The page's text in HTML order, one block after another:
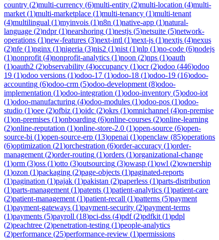
country (2)multi-currency (6)multi-entity (2)multi-location (4)multi-
market (1)multi-marketplace (1)multi-tenancy (1)multi-tenant
(4)multilingual (1)myinvois (1)n8n (1)native-app (1)natural-
language (2)ndpr(1)nearshoring (1)nestjs (5)netsuite (5)network-
operations (1)new-features (3)next-intl (1)next-js (1)nextjs (4)nexus
(2)nfe (1)nginx (1)nigeria (3)nis2 (1)nist (1)nlp (1)no-code (6)nodejs
(1)nonprofit (4)nonprofit-analytics (1)noon (2)nps (1)oauth
(1)oauth2 (2)observability (4)occupancy (1)ocr(2)odoo (446)odoo
19 (1)odoo versions (1)odoo-17 (1)odoo-18 (1)odoo-19 (16)odoo-
accounting (6)odoo-crm (5)odoo-development (8)odoo-
implementation (1)odoo-integration (1)odoo-inventory (5)odoo-iot
(1)odoo-manufacturing (4)odoo-modules (1)odoo-pos (1)odoo-
studio (1)oee (2)ofbiz (1)oidc (2)okrs (1)omnichannel (4)on-premise
(1)on-premises (1)onboarding (6)online-courses (2)online-learning
(2)online-reputation (1)online-store-2.0 (1)open-source (6)open-
source-bi (1)open-source-erp (13)openai (1)openclaw (85)operations
(6)optimization (21)orchestration (6)order-accuracy (1)order-
management (2)order-routing (1)orders (1)organizational-change
(1)orm (3)oss (1)otto (3)outsourcing (3)owasp (1)owl (2)ownership
(1)ozon (1)packaging (2)page-objects (1)paginated-reports
(1)pagination (1)pajak (1)pakistan (2)paperless (1)parts-distribution
(1)parts-management (1)patents (1)patient-analytics (1)patient-care
(2)patient-management (1)patient-recall (1)patterns (5)payment
(1)payment-gateways (1)payment-security (2)payment-terms
(1)payments (5)payroll (18)pci-dss (4)pdf(2)pdfkit (1)pdpl
(2)peachtree (2)penetration-testing (1)people-analytics
(2)performance (25)performance-review (1)permissions